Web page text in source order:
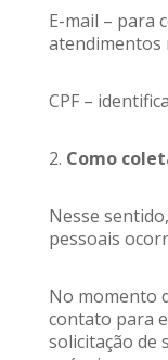
E-mail – para
atendimentos
CPF –
2. Como
Nesse
pessoais
No momento
contato para
solicitação de